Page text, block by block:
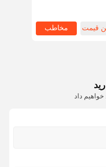
قیمت مخاطب
داد